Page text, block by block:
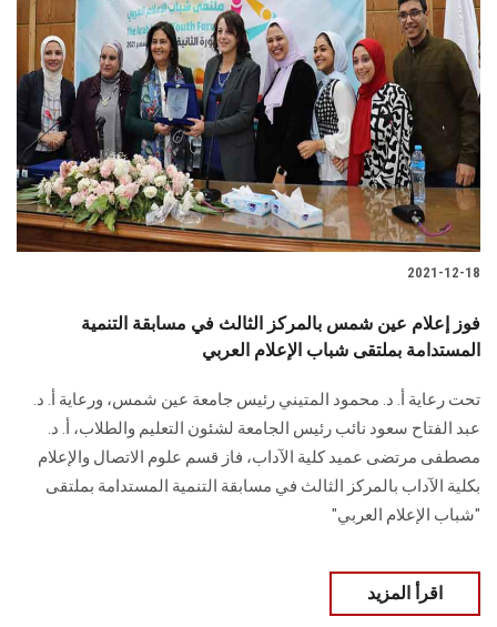
تواصل معنا
الطلاب
هيئة التدريس
الدراسات العليا
الزائـرون
سجل الان
2021-12-18
فوز إعلام عين شمس بالمركز الثالث في مسابقة التنمية
المستدامة بملتقى شباب الإعلام العربي
تحت رعاية أ. د. محمود المتيني رئيس جامعة عين شمس، ورعاية أ. د.
عبد الفتاح سعود نائب رئيس الجامعة لشئون التعليم والطلاب، أ. د.
مصطفى مرتضى عميد كلية الآداب، فاز قسم علوم الاتصال والإعلام
بكلية الآداب بالمركز الثالث في مسابقة التنمية المستدامة بملتقى
"شباب الإعلام العربي"
اقرأ المزيد